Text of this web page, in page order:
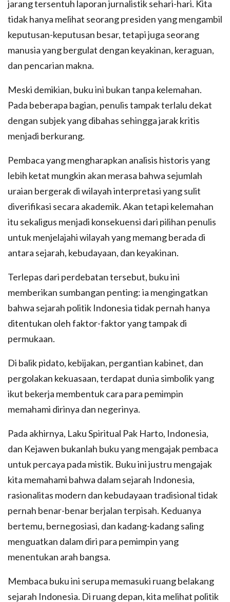
jarang tersentuh laporan jurnalistik sehari-hari. Kita
tidak hanya melihat seorang presiden yang mengambil
keputusan-keputusan besar, tetapi juga seorang
manusia yang bergulat dengan keyakinan, keraguan,
dan pencarian makna.
Meski demikian, buku ini bukan tanpa kelemahan.
Pada beberapa bagian, penulis tampak terlalu dekat
dengan subjek yang dibahas sehingga jarak kritis
menjadi berkurang.
Pembaca yang mengharapkan analisis historis yang
lebih ketat mungkin akan merasa bahwa sejumlah
uraian bergerak di wilayah interpretasi yang sulit
diverifikasi secara akademik. Akan tetapi kelemahan
itu sekaligus menjadi konsekuensi dari pilihan penulis
untuk menjelajahi wilayah yang memang berada di
antara sejarah, kebudayaan, dan keyakinan.
Terlepas dari perdebatan tersebut, buku ini
memberikan sumbangan penting: ia mengingatkan
bahwa sejarah politik Indonesia tidak pernah hanya
ditentukan oleh faktor-faktor yang tampak di
permukaan.
Di balik pidato, kebijakan, pergantian kabinet, dan
pergolakan kekuasaan, terdapat dunia simbolik yang
ikut bekerja membentuk cara para pemimpin
memahami dirinya dan negerinya.
Pada akhirnya, Laku Spiritual Pak Harto, Indonesia,
dan Kejawen bukanlah buku yang mengajak pembaca
untuk percaya pada mistik. Buku ini justru mengajak
kita memahami bahwa dalam sejarah Indonesia,
rasionalitas modern dan kebudayaan tradisional tidak
pernah benar-benar berjalan terpisah. Keduanya
bertemu, bernegosiasi, dan kadang-kadang saling
menguatkan dalam diri para pemimpin yang
menentukan arah bangsa.
Membaca buku ini serupa memasuki ruang belakang
sejarah Indonesia. Di ruang depan, kita melihat politik